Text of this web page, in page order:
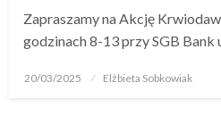
Zapraszamy na Akcję
godzinach 8-13 przy SGB Bank
20/03/2025 Elżbieta Sobkowiak